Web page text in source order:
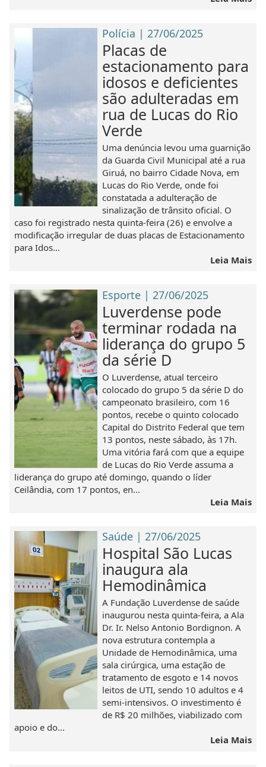
Polícia | 27/06/2025
Placas de
estacionamento para
idosos e deficientes
são adulteradas em
rua de Lucas do Rio
Verde
Uma denúncia levou uma guarnição
da Guarda Civil Municipal até a rua
Giruá, no bairro Cidade Nova, em
Lucas do Rio Verde, onde foi
constatada a adulteração de
sinalização de trânsito oficial. O
caso foi registrado nesta quinta-feira (26) e envolve a
modificação irregular de duas placas de Estacionamento
para Idos...
Leia Mais
Esporte | 27/06/2025
Luverdense pode
terminar rodada na
liderança do grupo 5
da série D
O Luverdense, atual terceiro
colocado do grupo 5 da série D do
campeonato brasileiro, com 16
pontos, recebe o quinto colocado
Capital do Distrito Federal que tem
13 pontos, neste sábado, às 17h.
Uma vitória fará com que a equipe
de Lucas do Rio Verde assuma a
liderança do grupo até domingo, quando o líder
Ceilândia, com 17 pontos, en...
Leia Mais
Saúde | 27/06/2025
Hospital São Lucas
inaugura ala
Hemodinâmica
A Fundação Luverdense de saúde
inaugurou nesta quinta-feira, a Ala
Dr. Ir. Nelso Antonio Bordignon. A
nova estrutura contempla a
Unidade de Hemodinâmica, uma
sala cirúrgica, uma estação de
tratamento de esgoto e 14 novos
leitos de UTI, sendo 10 adultos e 4
semi-intensivos. O investimento é
de R$ 20 milhões, viabilizado com
apoio e do...
Leia Mais